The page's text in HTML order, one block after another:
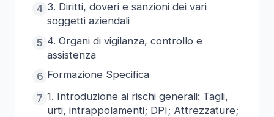
4 3. Diritti, doveri e sanzioni dei vari
soggetti aziendali
5 4. Organi di vigilanza, controllo e
assistenza
6 Formazione Specifica
7 1. Introduzione ai rischi generali: Tagli,
urti, intrappolamenti; DPI; Attrezzature;